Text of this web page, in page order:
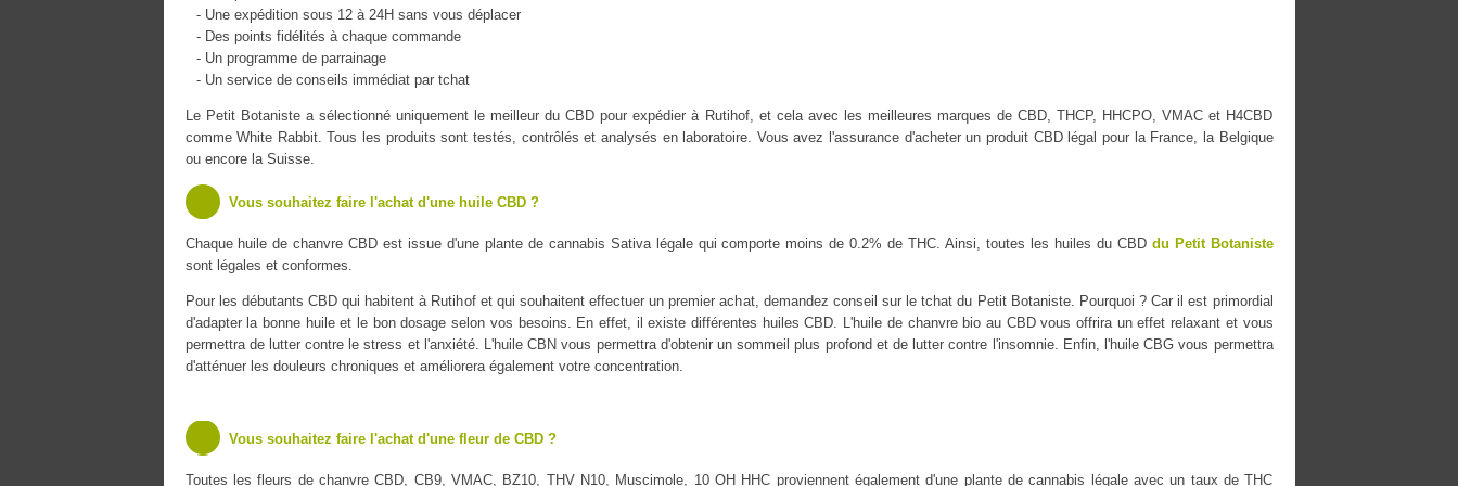
- Une expédition sous 12 à 24H sans vous déplacer
- Des points fidélités à chaque commande
- Un programme de parrainage
- Un service de conseils immédiat par tchat
Le Petit Botaniste a sélectionné uniquement le meilleur du CBD pour expédier à Rutihof, et cela avec les meilleures marques de CBD, THCP, HHCPO, VMAC et H4CBD
comme White Rabbit. Tous les produits sont testés, contrôlés et analysés en laboratoire. Vous avez l'assurance d'acheter un produit CBD légal pour la France, la Belgique
ou encore la Suisse.
Vous souhaitez faire l'achat d'une huile CBD ?
Chaque huile de chanvre CBD est issue d'une plante de cannabis Sativa légale qui comporte moins de 0.2% de THC. Ainsi, toutes les huiles du CBD du Petit Botaniste
sont légales et conformes.
Pour les débutants CBD qui habitent à Rutihof et qui souhaitent effectuer un premier achat, demandez conseil sur le tchat du Petit Botaniste. Pourquoi ? Car il est primordial
d'adapter la bonne huile et le bon dosage selon vos besoins. En effet, il existe différentes huiles CBD. L'huile de chanvre bio au CBD vous offrira un effet relaxant et vous
permettra de lutter contre le stress et l'anxiété. L'huile CBN vous permettra d'obtenir un sommeil plus profond et de lutter contre l'insomnie. Enfin, l'huile CBG vous permettra
d'atténuer les douleurs chroniques et améliorera également votre concentration.
Vous souhaitez faire l'achat d'une fleur de CBD ?
Toutes les fleurs de chanvre CBD, CB9, VMAC, BZ10, THV N10, Muscimole, 10 OH HHC proviennent également d'une plante de cannabis légale avec un taux de THC